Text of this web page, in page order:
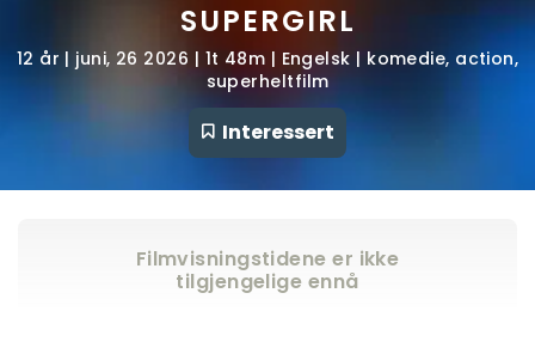
SUPERGIRL
12 år | juni, 26 2026 | 1t 48m | Engelsk | komedie, action,
superheltfilm
Interessert
Filmvisningstidene er ikke
tilgjengelige ennå